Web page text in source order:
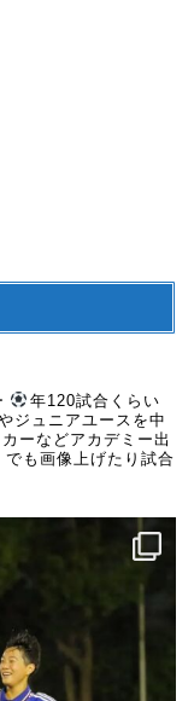
年120試合くらい
ジュニアユースを中
ーなどアカデミー出
も画像上げたり試合